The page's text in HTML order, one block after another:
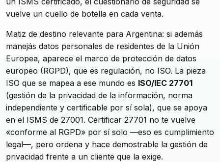
vuelve un cuello de botella en cada venta.
Matiz de destino relevante para Argentina: si además
manejás datos personales de residentes de la Unión
Europea, aparece el marco de protección de datos
europeo (RGPD), que es regulación, no ISO. La pieza
ISO que se mapea a ese mundo es ISO/IEC 27701
(gestión de la privacidad de la información, norma
independiente y certificable por sí sola), que se apoya
en el ISMS de 27001. Certificar 27701 no te vuelve
«conforme al RGPD» por sí solo —eso es cumplimiento
legal—, pero ordena y hace demostrable la gestión de
privacidad frente a un cliente que la exige.